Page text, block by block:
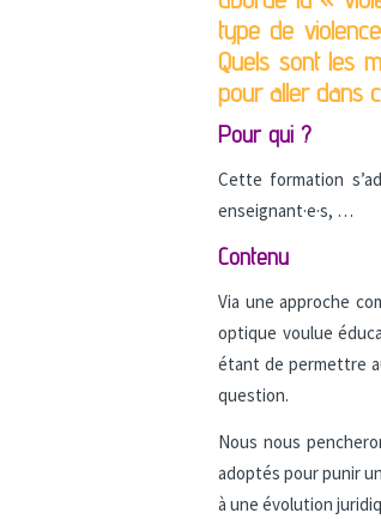
type de
Quels sont les
pour aller dans
Pour qui ?
Cette formation
enseignant·e·s, …
Contenu
Via une approche
optique voulue
étant de permettre
question.
Nous nous
adoptés pour punir
à une évolution